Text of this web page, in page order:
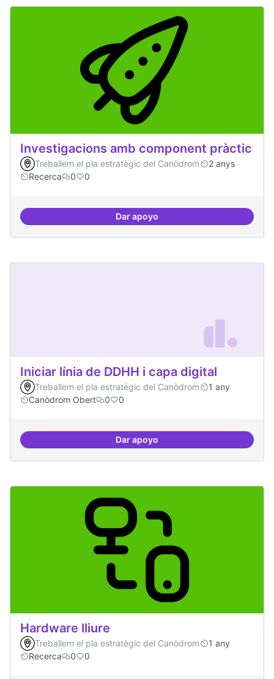
Investigacions amb component pràctic
Treballem el pla estratègic del Canòdrom
2 anys
Recerca
0 0
Dar apoyoInvestigacions amb component
Iniciar línia de DDHH i capa digital
Treballem el pla estratègic del Canòdrom
1 any
Canòdrom Obert
0 0
Dar apoyoIniciar línia de DDHH i capa
Hardware lliure
Treballem el pla estratègic del Canòdrom
1 any
Recerca
0 0